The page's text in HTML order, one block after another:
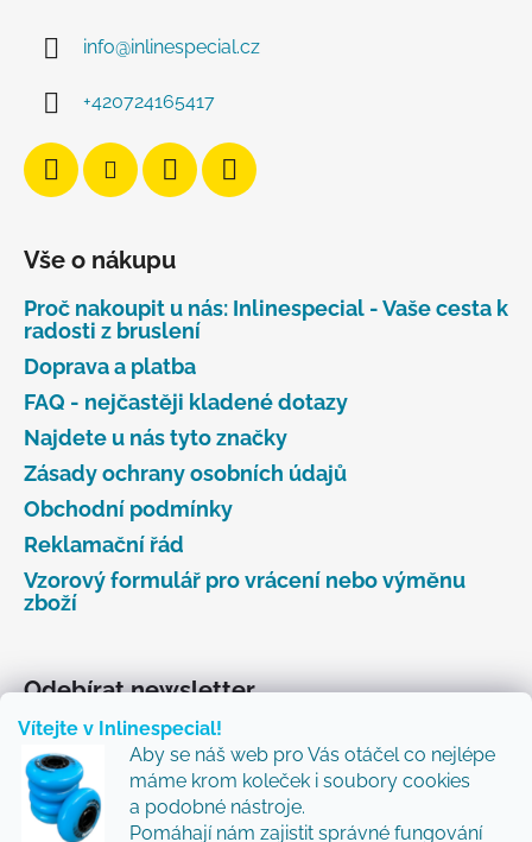
Vítejte v Inlinespecial!
Aby se náš web pro Vás otáčel co nejlépe
máme krom koleček i soubory cookies
a podobné nástroje.
Pomáhají nám zajistit správné fungování
info@inlinespecial.cz
+420724165417
Vše o nákupu
Proč nakoupit u nás: Inlinespecial - Vaše cesta k
radosti z bruslení
Doprava a platba
FAQ - nejčastěji kladené dotazy
Najdete u nás tyto značky
Zásady ochrany osobních údajů
Obchodní podmínky
Reklamační řád
Vzorový formulář pro vrácení nebo výměnu
zboží
Odebírat newsletter
Vložte svůj e-mail a my vám budeme zasílat informace
o nových produktech na našem e-shopu.
Přidejte se k nám a my Vám budeme zasílat ty nejlepší
novinky a tipy.